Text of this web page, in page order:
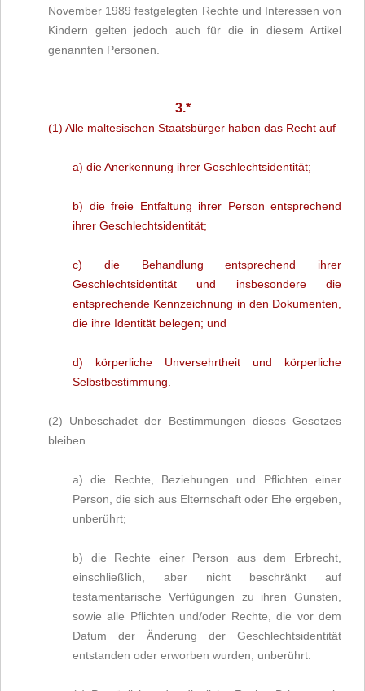
November 1989 festgelegten Rechte und Interessen von
Kindern gelten jedoch auch für die in diesem Artikel
genannten Personen.
3.*
(1) Alle maltesischen Staatsbürger haben das Recht auf
a) die Anerkennung ihrer Geschlechtsidentität;
b) die freie Entfaltung ihrer Person entsprechend
ihrer Geschlechtsidentität;
c) die Behandlung entsprechend ihrer
Geschlechtsidentität und insbesondere die
entsprechende Kennzeichnung in den Dokumenten,
die ihre Identität belegen; und
d) körperliche Unversehrtheit und körperliche
Selbstbestimmung.
(2) Unbeschadet der Bestimmungen dieses Gesetzes
bleiben
a) die Rechte, Beziehungen und Pflichten einer
Person, die sich aus Elternschaft oder Ehe ergeben,
unberührt;
b) die Rechte einer Person aus dem Erbrecht,
einschließlich, aber nicht beschränkt auf
testamentarische Verfügungen zu ihren Gunsten,
sowie alle Pflichten und/oder Rechte, die vor dem
Datum der Änderung der Geschlechtsidentität
entstanden oder erworben wurden, unberührt.